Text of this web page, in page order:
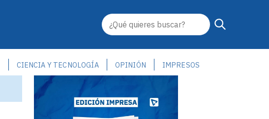
CIENCIA Y TECNOLOGÍA OPINIÓN IMPRESOS